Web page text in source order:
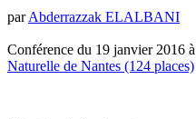
parAbderrazzak ELALBANI
Conférence du 19 janvier 2016
Naturelle de Nantes (124 places)